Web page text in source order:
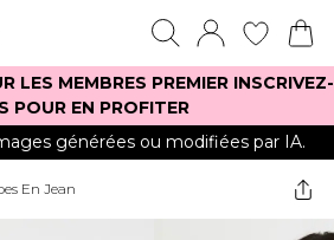
LES MEMBRES PREMIER INSCRIVEZ-
POUR EN PROFITER
générées ou modifiées par IA.
En Jean